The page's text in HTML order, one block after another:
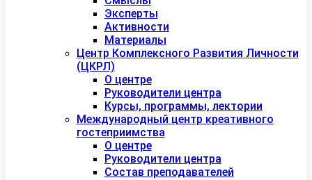
Эксперты
Активности
Материалы
Центр Комплексного Развития Личности
(ЦКРЛ)
О центре
Руководители центра
Курсы, программы, лектории
Международный центр креативного
гостеприимства
О центре
Руководители центра
Состав преподавателей